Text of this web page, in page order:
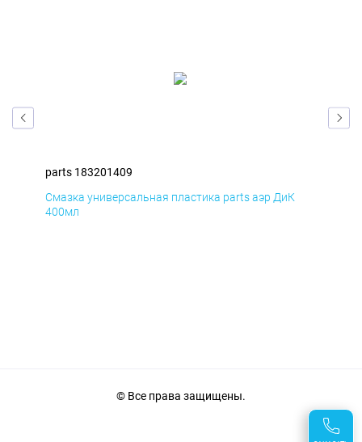
parts 183201409
Смазка универсальная пластика parts аэр ДиК
400мл
© Все права защищены.